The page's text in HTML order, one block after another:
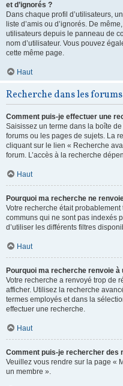
et d’ignorés ?
Dans chaque profil d’utilisateurs,
liste d’amis ou d’ignorés. De
utilisateurs depuis le panneau de
nom d’utilisateur. Vous pouvez
cette même page.
Haut
Recherche dans les forums
Comment puis-je effectuer une
Saisissez un terme dans la boîte
forums ou les pages de sujets. La
cliquant sur le lien « Recherche
forum. L’accès à la recherche
Haut
Pourquoi ma recherche ne
Votre recherche était
communs qui ne sont pas indexés
d’utiliser les différents filtres
Haut
Pourquoi ma recherche renvoie à
Votre recherche a renvoyé trop de
afficher. Utilisez la recherche
termes employés et dans la
effectuer une recherche.
Haut
Comment puis-je rechercher des
Veuillez vous rendre sur la page «
un membre ».